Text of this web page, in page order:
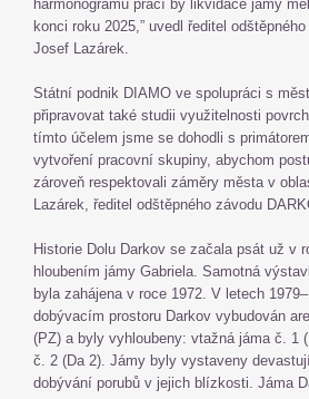
harmonogramu prací by likvidace jámy
konci roku 2025,” uvedl ředitel
Josef Lazárek.
Státní podnik DIAMO ve spolupráci s
připravovat také studii využitelnosti
tímto účelem jsme se dohodli s
vytvoření pracovní skupiny, abychom
zároveň respektovali záměry města v
Lazárek, ředitel odštěpného závodu
Historie Dolu Darkov se začala psát už v
hloubením jámy Gabriela. Samotná
byla zahájena v roce 1972. V letech
dobývacím prostoru Darkov vybudován
(PZ) a byly vyhloubeny: vtažná jáma č. 1
č. 2 (Da 2). Jámy byly vystaveny
dobývání porubů v jejich blízkosti. Jáma